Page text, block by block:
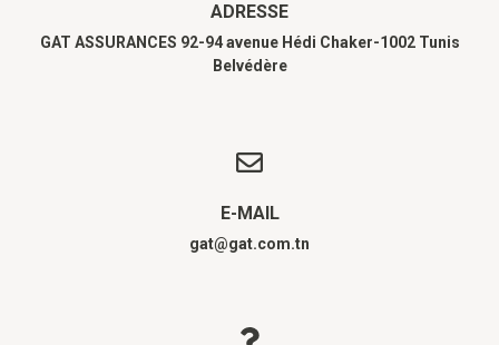
ADRESSE
GAT ASSURANCES 92-94 avenue Hédi Chaker-1002 Tunis
Belvédère
E-MAIL
gat@gat.com.tn